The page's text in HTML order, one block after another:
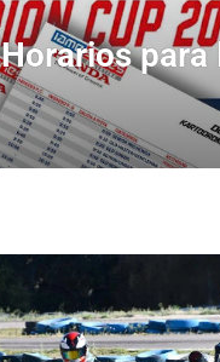
una jornada